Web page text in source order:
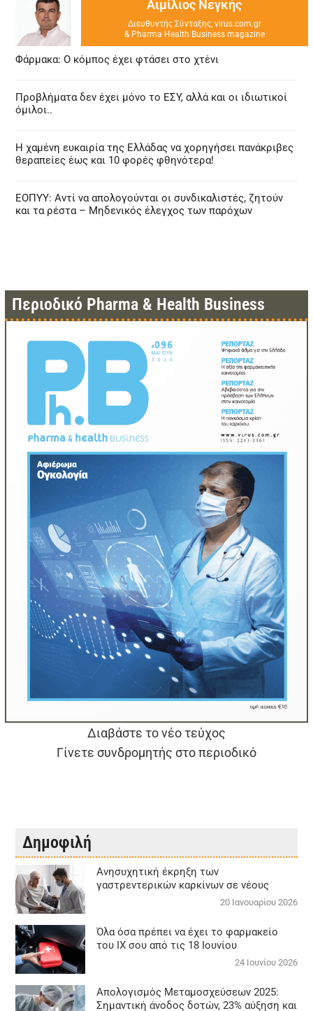
Αιμίλιος Νεγκής
Διευθυντής Σύνταξης, virus.com.gr
& Pharma Health Business magazine
Φάρμακα: Ο κόμπος έχει φτάσει στο χτένι
Προβλήματα δεν έχει μόνο το ΕΣΥ, αλλά και οι ιδιωτικοί
όμιλοι..
Η χαμένη ευκαιρία της Ελλάδας να χορηγήσει πανάκριβες
θεραπείες έως και 10 φορές φθηνότερα!
ΕΟΠΥΥ: Αντί να απολογούνται οι συνδικαλιστές, ζητούν
και τα ρέστα – Μηδενικός έλεγχος των παρόχων
Περιοδικό Pharma & Health Business
Διαβάστε το νέο τεύχος
Γίνετε συνδρομητής στο περιοδικό
Δημοφιλή
Aνησυχητική έκρηξη των
γαστρεντερικών καρκίνων σε νέους
20 Ιανουαρίου 2026
Όλα όσα πρέπει να έχει το φαρμακείο
του ΙΧ σου από τις 18 Ιουνίου
24 Ιουνίου 2026
Απολογισμός Μεταμοσχεύσεων 2025:
Σημαντική άνοδος δοτών, 23% αύξηση και